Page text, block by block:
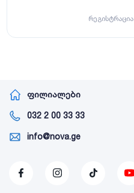
რეგისტრაცია
ფილიალები
032 2 00 33 33
info@nova.ge